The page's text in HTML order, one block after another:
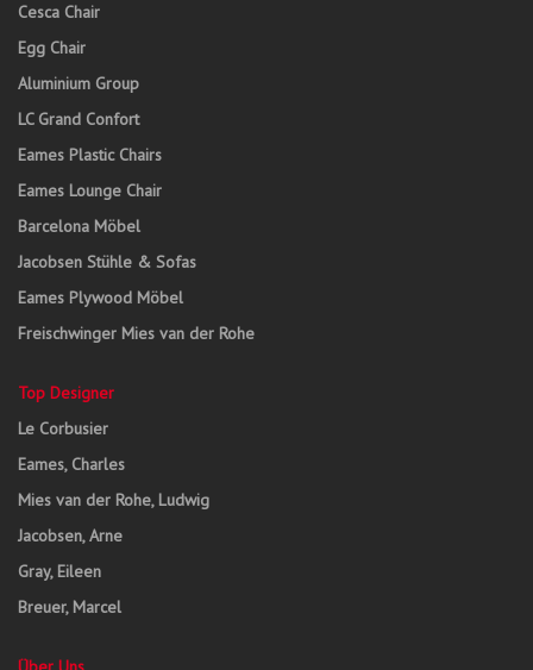
Cesca Chair
Egg Chair
Aluminium Group
LC Grand Confort
Eames Plastic Chairs
Eames Lounge Chair
Barcelona Möbel
Jacobsen Stühle & Sofas
Eames Plywood Möbel
Freischwinger Mies van der Rohe
Top Designer
Le Corbusier
Eames, Charles
Mies van der Rohe, Ludwig
Jacobsen, Arne
Gray, Eileen
Breuer, Marcel